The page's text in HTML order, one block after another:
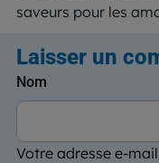
saveurs pour les
Laisser un
Votre adresse e-
Nom